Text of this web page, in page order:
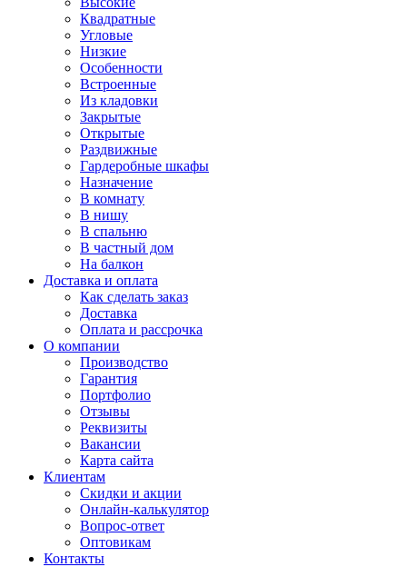
Квадратные
Угловые
Низкие
Особенности
Встроенные
Из кладовки
Закрытые
Открытые
Раздвижные
Гардеробные шкафы
Назначение
В комнату
В нишу
В спальню
В частный дом
На балкон
Доставка и оплата
Как сделать заказ
Доставка
Оплата и рассрочка
О компании
Производство
Гарантия
Портфолио
Отзывы
Реквизиты
Вакансии
Карта сайта
Клиентам
Скидки и акции
Онлайн-калькулятор
Вопрос-ответ
Оптовикам
Контакты